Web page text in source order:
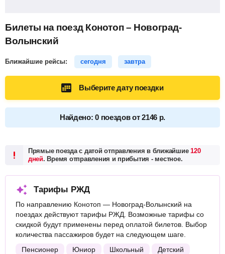
Билеты на поезд Конотоп – Новоград-
Волынский
Ближайшие рейсы: сегодня завтра
Выберите дату поездки
Найдено: 0 поездов от 2146 р.
Прямые поезда с датой отправления в ближайшие120
дней. Время отправления и прибытия - местное.
Тарифы РЖД
По направлению Конотоп — Новоград-Волынский на
поездах действуют тарифы РЖД. Возможные тарифы со
скидкой будут применены перед оплатой билетов. Выбор
количества пассажиров будет на следующем шаге.
Пенсионер
Юниор Школьный
Детский